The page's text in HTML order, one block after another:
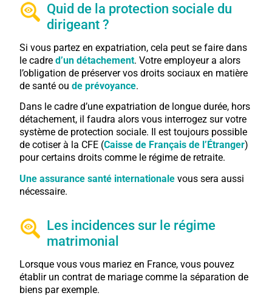
Quid de la protection sociale du
dirigeant ?
Si vous partez en expatriation, cela peut se faire dans
le cadred’un détachement. Votre employeur a alors
l’obligation de préserver vos droits sociaux en matière
de santé oude prévoyance.
Dans le cadre d’une expatriation de longue durée, hors
détachement, il faudra alors vous interrogez sur votre
système de protection sociale. Il est toujours possible
de cotiser à la CFE (Caisse de Français de l’Étranger)
pour certains droits comme le régime de retraite.
Une assurance santé internationale vous sera aussi
nécessaire.
Les incidences sur le régime
matrimonial
Lorsque vous vous mariez en France, vous pouvez
établir un contrat de mariage comme la séparation de
biens par exemple.